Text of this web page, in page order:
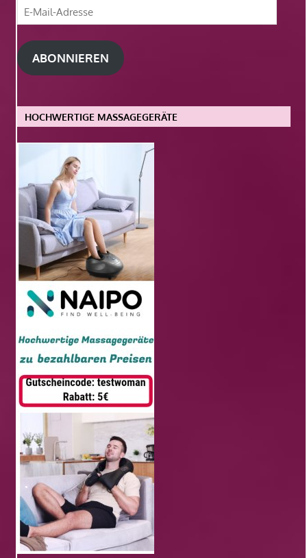
E-
Mail-
Adresse
ABONNIEREN
HOCHWERTIGE MASSAGEGERÄTE